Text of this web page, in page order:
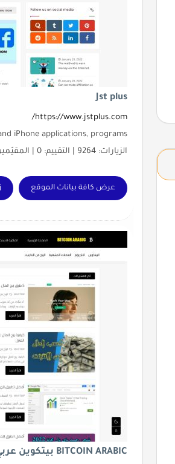
Jst plus
https://www.jstplus.com/
iPhone applications, programs.
الزيارات: 9264 | التقييم: 0 | المقيّمين: 0 | الدولة:
عرض كافة بيانات الموقع
BITCOIN ARABIC بيتكوين عربي